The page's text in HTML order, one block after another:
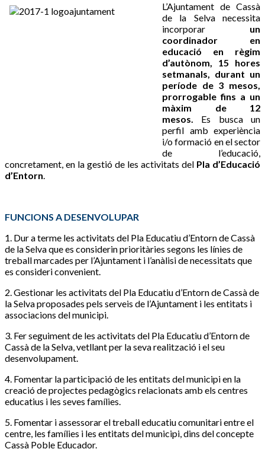
L’Ajuntament de Cassà
de la Selva necessita
incorporar un
coordinador en
educació en règim
d’autònom, 15 hores
setmanals, durant un
període de 3 mesos,
prorrogable fins a un
màxim de 12
mesos. Es busca un
perfil amb experiència
i/o formació en el sector
de l’educació,
concretament, en la gestió de les activitats del Pla d’Educació
d’Entorn.
FUNCIONS A DESENVOLUPAR
1. Dur a terme les activitats del Pla Educatiu d’Entorn de Cassà
de la Selva que es considerin prioritàries segons les línies de
treball marcades per l’Ajuntament i l’anàlisi de necessitats que
es consideri convenient.
2. Gestionar les activitats del Pla Educatiu d’Entorn de Cassà de
la Selva proposades pels serveis de l’Ajuntament i les entitats i
associacions del municipi.
3. Fer seguiment de les activitats del Pla Educatiu d’Entorn de
Cassà de la Selva, vetllant per la seva realització i el seu
desenvolupament.
4. Fomentar la participació de les entitats del municipi en la
creació de projectes pedagògics relacionats amb els centres
educatius i les seves famílies.
5. Fomentar i assessorar el treball educatiu comunitari entre el
centre, les famílies i les entitats del municipi, dins del concepte
Cassà Poble Educador.